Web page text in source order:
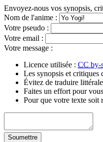
Envoyez-nous vos synopsis,
Nom de l'anime :
Votre pseudo :
Votre email :
Votre message :
Licence utilisée : CC by-
Les synopsis et critiques
Évitez de traduire
Faites un effort pour
Pour que votre texte soit